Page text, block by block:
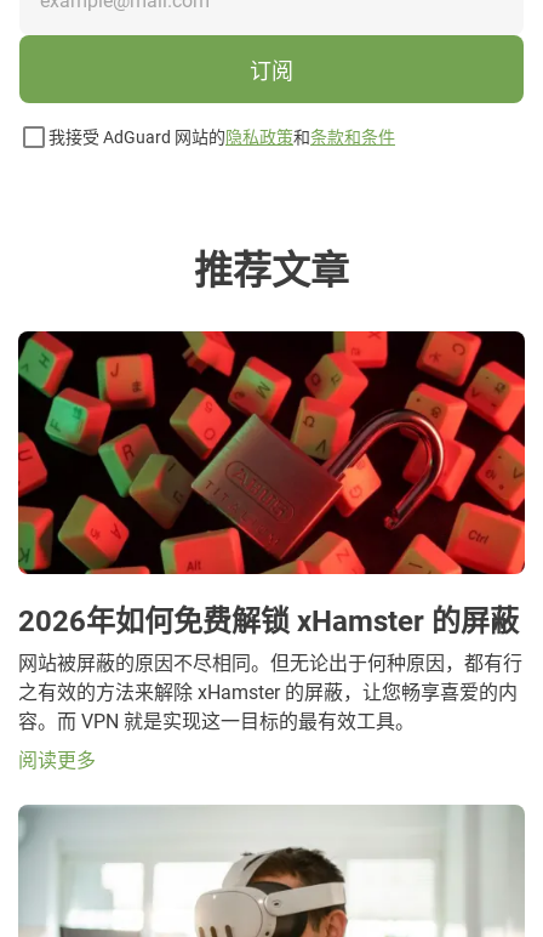
订阅
我接受 AdGuard 网站的隐私政策和条款和条件
推荐文章
2026年如何免费解锁 xHamster 的屏蔽
网站被屏蔽的原因不尽相同。但无论出于何种原因，都有行
之有效的方法来解除 xHamster 的屏蔽，让您畅享喜爱的内
容。而 VPN 就是实现这一目标的最有效工具。
阅读更多